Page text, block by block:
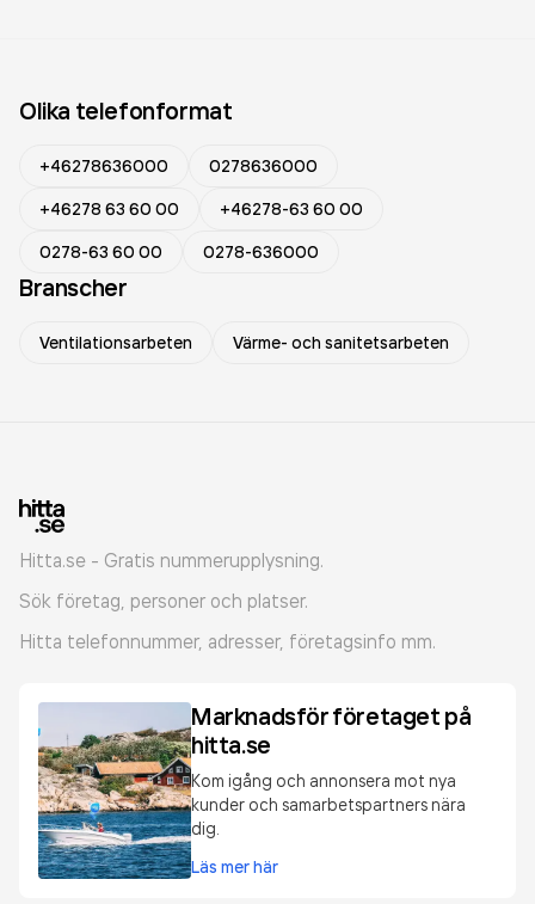
Olika telefonformat
+46278636000
0278636000
+46278 63 60 00
+46278-63 60 00
0278-63 60 00
0278-636000
Branscher
Ventilationsarbeten Värme- och sanitetsarbeten
Hitta.se - Gratis nummerupplysning.
Sök företag, personer och platser.
Hitta telefonnummer, adresser, företagsinfo mm.
Marknadsför företaget på
hitta.se
Kom igång och annonsera mot nya
kunder och samarbetspartners nära
dig.
Läs mer här